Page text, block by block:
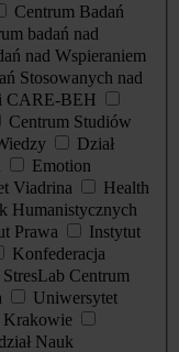
Centrum Badań
badań nad
nad Wspieraniem
Stosowanych nad
CARE-BEH
Centrum Studiów
Dział
Emotion
Viadrina
Health
Humanistycznych
Prawa
Instytut
Konfederacja
StresLab Centrum
Uniwersytet
Krakowie
Nauk